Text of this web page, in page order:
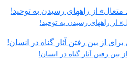
از راههای رسیدن به توحید!
بین رفتن آثار گناه در انسان!